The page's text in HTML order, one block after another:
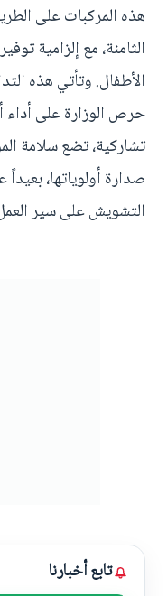
هذه المركبات على
الثامنة، مع إلزامية
الأطفال. وتأتي هذه
حرص الوزارة على أداء
تشاركية، تضع سلامة
صدارة أولوياتها،
التشويش على سير
تابع أخبارنا